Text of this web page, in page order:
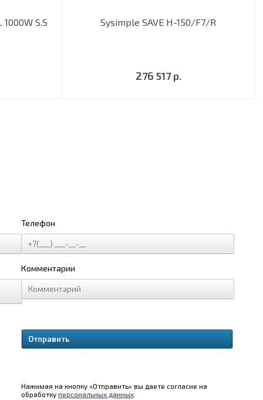
S.S Sysimple SAVE H-150/F7/R
276 517 р.
Телефон
Комментарии
Нажимая на кнопку «Отправить» вы даете согласие на
обработку персональных данных.